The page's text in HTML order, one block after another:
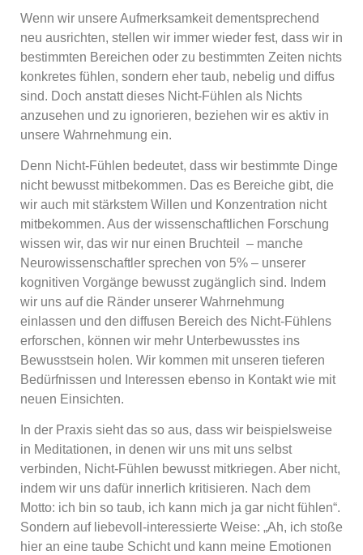
Wenn wir unsere Aufmerksamkeit dementsprechend
neu ausrichten, stellen wir immer wieder fest, dass wir in
bestimmten Bereichen oder zu bestimmten Zeiten nichts
konkretes fühlen, sondern eher taub, nebelig und diffus
sind. Doch anstatt dieses Nicht-Fühlen als Nichts
anzusehen und zu ignorieren, beziehen wir es aktiv in
unsere Wahrnehmung ein.
Denn Nicht-Fühlen bedeutet, dass wir bestimmte Dinge
nicht bewusst mitbekommen. Das es Bereiche gibt, die
wir auch mit stärkstem Willen und Konzentration nicht
mitbekommen. Aus der wissenschaftlichen Forschung
wissen wir, das wir nur einen Bruchteil
– manche
Neurowissenschaftler sprechen von 5% – unserer
kognitiven Vorgänge bewusst zugänglich sind. Indem
wir uns auf die Ränder unserer Wahrnehmung
einlassen und den diffusen Bereich des Nicht-Fühlens
erforschen, können wir mehr Unterbewusstes ins
Bewusstsein holen. Wir kommen mit unseren tieferen
Bedürfnissen und Interessen ebenso in Kontakt wie mit
neuen Einsichten.
In der Praxis sieht das so aus, dass wir beispielsweise
in Meditationen, in denen wir uns mit uns selbst
verbinden, Nicht-Fühlen bewusst mitkriegen. Aber nicht,
indem wir uns dafür innerlich kritisieren. Nach dem
Motto: ich bin so taub, ich kann mich ja gar nicht fühlen“.
Sondern auf liebevoll-interessierte Weise: „Ah, ich stoße
hier an eine taube Schicht und kann meine Emotionen